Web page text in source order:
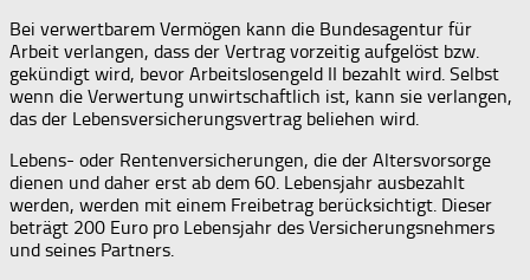
Bei verwertbarem Vermögen kann die Bundesagentur für
Arbeit verlangen, dass der Vertrag vorzeitig aufgelöst bzw.
gekündigt wird, bevor Arbeitslosengeld II bezahlt wird. Selbst
wenn die Verwertung unwirtschaftlich ist, kann sie verlangen,
das der Lebensversicherungsvertrag beliehen wird.
Lebens- oder Rentenversicherungen, die der Altersvorsorge
dienen und daher erst ab dem 60. Lebensjahr ausbezahlt
werden, werden mit einem Freibetrag berücksichtigt. Dieser
beträgt 200 Euro pro Lebensjahr des Versicherungsnehmers
und seines Partners.